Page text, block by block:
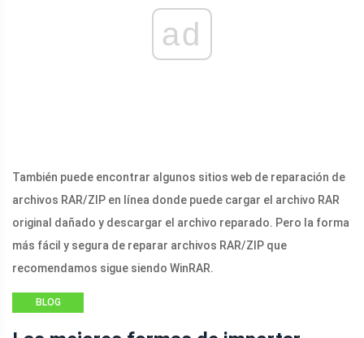
ad
También puede encontrar algunos sitios web de reparación de
archivos RAR/ZIP en línea donde puede cargar el archivo RAR
original dañado y descargar el archivo reparado. Pero la forma
más fácil y segura de reparar archivos RAR/ZIP que
recomendamos sigue siendo WinRAR.
BLOG